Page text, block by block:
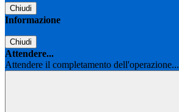
Chiudi
Informazione
Chiudi
Attendere...
Attendere il completamento dell'operazione...